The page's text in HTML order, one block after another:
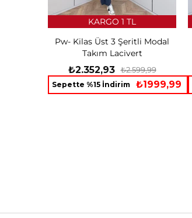
Pw- Kilas Üst 3 Şeritli Modal
Takım Lacivert
₺2.352,93 ₺2.599,99
Sepette %15 İndirim ₺1999,99
KARGO 1 TL